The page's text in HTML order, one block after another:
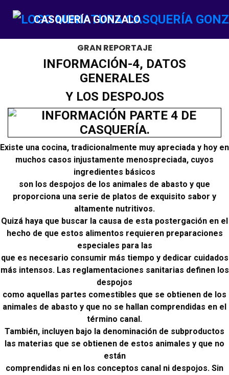
CASQUERÍA GONZALO
GRAN REPORTAJE
INFORMACIÓN-4, DATOS
GENERALES
Y LOS DESPOJOS
Existe una cocina, tradicionalmente muy apreciada y hoy en
muchos casos injustamente menospreciada, cuyos
ingredientes básicos
son los despojos de los animales de abasto y que
proporciona una serie de platos de exquisito sabor y
altamente nutritivos.
Quizá haya que buscar la causa de esta postergación en el
hecho de que estos alimentos requieren preparaciones
especiales para las
que es necesario consumir más tiempo y dedicar cuidados
más intensos. Las reglamentaciones sanitarias definen los
despojos
como aquellas partes comestibles que se obtienen de los
animales de abasto y que no se hallan comprendidas en el
término canal.
También, incluyen bajo la denominación de subproductos
las materias que se obtienen de estos animales y que no
están
comprendidas ni en los conceptos canal ni despojos. Sin